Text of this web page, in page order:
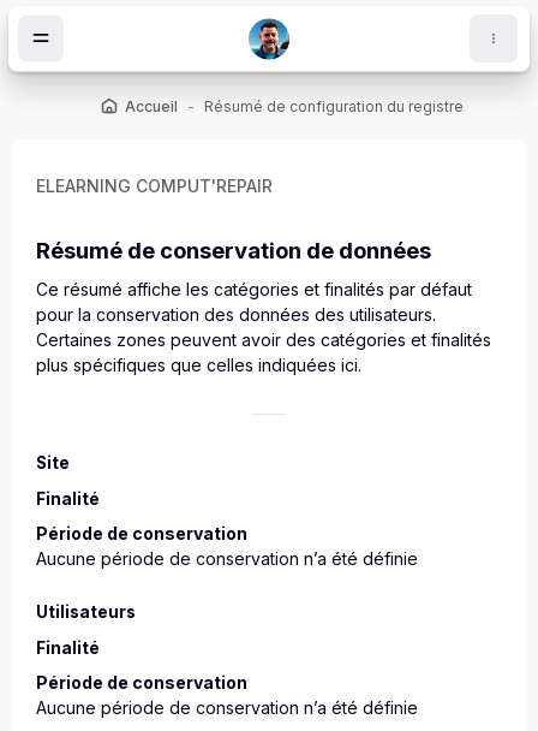
Accueil Résumé de configuration du registre
ELEARNING COMPUT'REPAIR
Résumé de conservation de données
Ce résumé affiche les catégories et finalités par défaut
pour la conservation des données des utilisateurs.
Certaines zones peuvent avoir des catégories et finalités
plus spécifiques que celles indiquées ici.
Site
Finalité
Période de conservation
Aucune période de conservation n’a été définie
Utilisateurs
Finalité
Période de conservation
Aucune période de conservation n’a été définie